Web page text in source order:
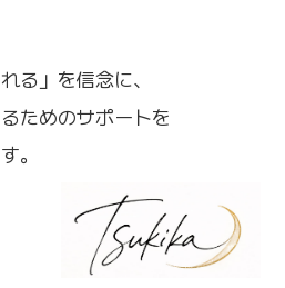
る」を信念に、
ためのサポートを
。